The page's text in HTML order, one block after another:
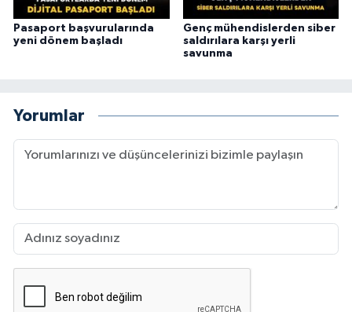
Pasaport başvurularında
yeni dönem başladı
Genç mühendislerden siber
saldırılara karşı yerli
savunma
Yorumlar